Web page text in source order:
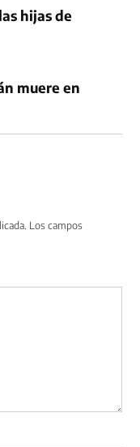
hijas de
muere en
Los campos